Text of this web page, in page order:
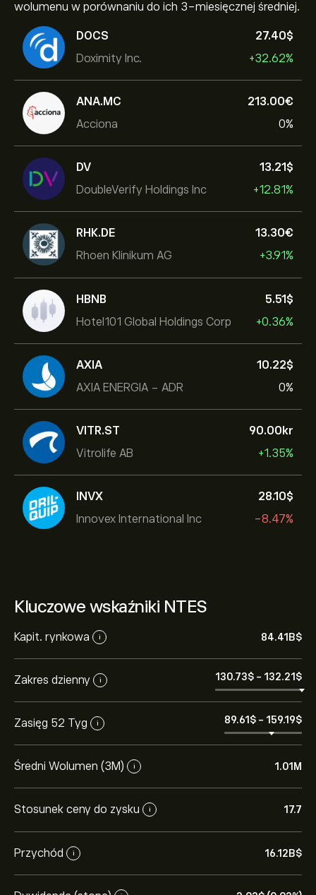
wolumenu w porównaniu do ich 3-miesięcznej średniej.
DOCS
Doximity Inc.
27.40‎$‎
+32.62%
ANA.MC
Acciona
213.00‎€‎
0%
DV
DoubleVerify Holdings Inc
13.21‎$‎
+12.81%
RHK.DE
Rhoen Klinikum AG
13.30‎€‎
+3.91%
HBNB
Hotel101 Global Holdings Corp
5.51‎$‎
+0.36%
AXIA
AXIA ENERGIA - ADR
10.22‎$‎
0%
VITR.ST
Vitrolife AB
90.00‎kr‎
+1.35%
INVX
Innovex International Inc
28.10‎$‎
-8.47%
Kluczowe wskaźniki NTES
Kapit. rynkowa i 84.41B‎$‎
Zakres dzienny i 130.73‎$‎ - 132.21‎$‎
Zasięg 52 Tyg i 89.61‎$‎ - 159.19‎$‎
Średni Wolumen (3M) i 1.01M
Stosunek ceny do zysku i 17.7
Przychód i 16.12B‎$‎